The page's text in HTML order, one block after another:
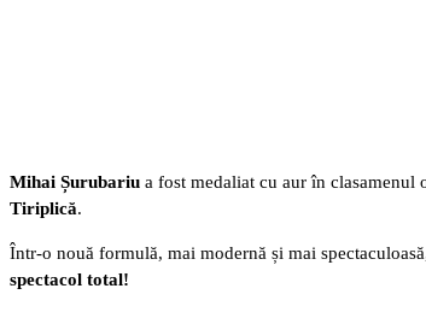
Mihai Șurubariu a fost medaliat cu aur în clasamenul
Tiriplică.
Într-o nouă formulă, mai modernă și mai
spectacol total!